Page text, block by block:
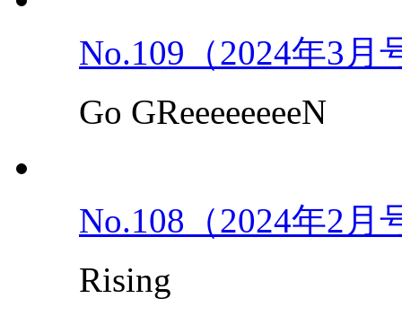
No.109（2024年3月
Go GReeeeeeeeN
No.108（2024年2月
Rising